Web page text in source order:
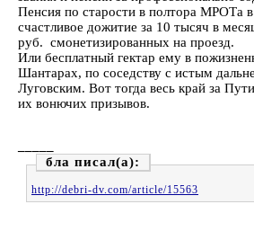
Пенсия по старости в полтора МРОТа
счастливое дожитие за 10 тысяч в
руб. смонетизированных на проезд.
Или бесплатный гектар ему в
Шантарах, по соседству с истым
Луговским. Вот тогда весь край за
их вонючих призывов.
бла
http://debri-dv.com/article/15563